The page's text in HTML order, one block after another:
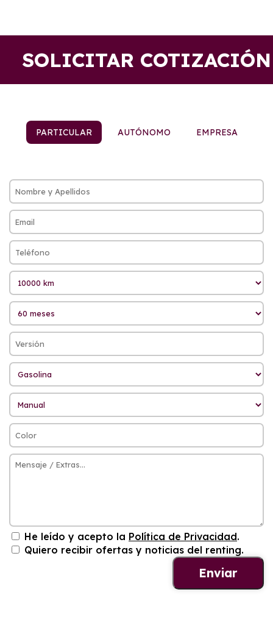
SOLICITAR COTIZACIÓN
PARTICULAR AUTÓNOMO EMPRESA
He leído y acepto la Política de Privacidad.
Quiero recibir ofertas y noticias del renting.